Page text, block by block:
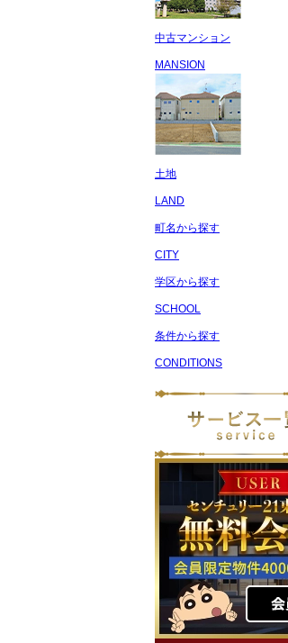
中古マンション
MANSION
土地
LAND
町名から探す
CITY
学区から探す
SCHOOL
条件から探す
CONDITIONS